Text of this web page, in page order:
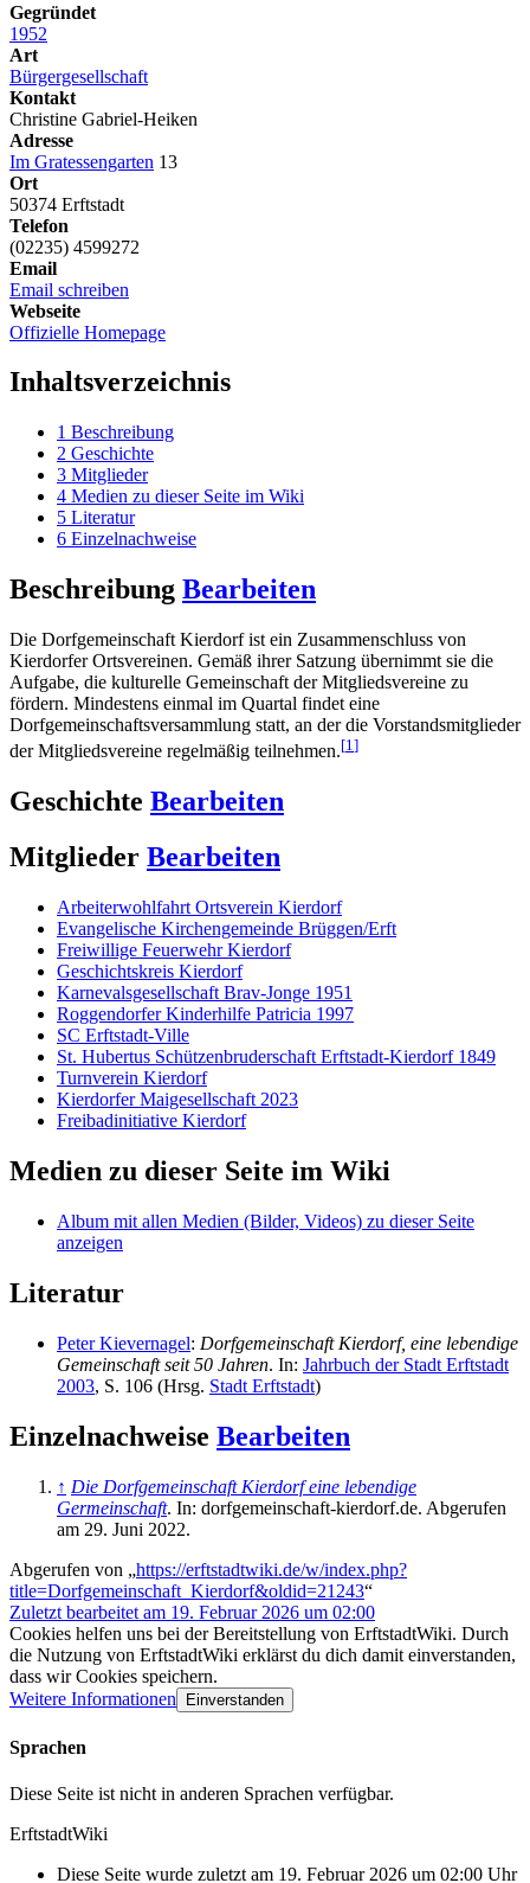
Gegründet
1952
Art
Bürgergesellschaft
Kontakt
Christine Gabriel-Heiken
Adresse
Im Gratessengarten 13
Ort
50374 Erftstadt
Telefon
(02235) 4599272
Email
Email schreiben
Webseite
Offizielle Homepage
Inhaltsverzeichnis
1 Beschreibung
2 Geschichte
3 Mitglieder
4 Medien zu dieser Seite im Wiki
5 Literatur
6 Einzelnachweise
Beschreibung Bearbeiten
Die Dorfgemeinschaft Kierdorf ist ein Zusammenschluss von
Kierdorfer Ortsvereinen. Gemäß ihrer Satzung übernimmt sie die
Aufgabe, die kulturelle Gemeinschaft der Mitgliedsvereine zu
fördern. Mindestens einmal im Quartal findet eine
Dorfgemeinschaftsversammlung statt, an der die Vorstandsmitglieder
der Mitgliedsvereine regelmäßig teilnehmen.[1]
Geschichte Bearbeiten
Mitglieder Bearbeiten
Arbeiterwohlfahrt Ortsverein Kierdorf
Evangelische Kirchengemeinde Brüggen/Erft
Freiwillige Feuerwehr Kierdorf
Geschichtskreis Kierdorf
Karnevalsgesellschaft Brav-Jonge 1951
Roggendorfer Kinderhilfe Patricia 1997
SC Erftstadt-Ville
St. Hubertus Schützenbruderschaft Erftstadt-Kierdorf 1849
Turnverein Kierdorf
Kierdorfer Maigesellschaft 2023
Freibadinitiative Kierdorf
Medien zu dieser Seite im Wiki
Album mit allen Medien (Bilder, Videos) zu dieser Seite
anzeigen
Literatur
Peter Kievernagel: Dorfgemeinschaft Kierdorf, eine lebendige
Gemeinschaft seit 50 Jahren. In: Jahrbuch der Stadt Erftstadt
2003, S. 106 (Hrsg. Stadt Erftstadt)
Einzelnachweise Bearbeiten
↑ Die Dorfgemeinschaft Kierdorf eine lebendige
Germeinschaft. In: dorfgemeinschaft-kierdorf.de. Abgerufen
am 29. Juni 2022.
Abgerufen von „https://erftstadtwiki.de/w/index.php?
title=Dorfgemeinschaft_Kierdorf&oldid=21243“
Zuletzt bearbeitet am 19. Februar 2026 um 02:00
Cookies helfen uns bei der Bereitstellung von ErftstadtWiki. Durch
die Nutzung von ErftstadtWiki erklärst du dich damit einverstanden,
dass wir Cookies speichern.
Weitere Informationen
Einverstanden
Sprachen
Diese Seite ist nicht in anderen Sprachen verfügbar.
ErftstadtWiki
Diese Seite wurde zuletzt am 19. Februar 2026 um 02:00 Uhr